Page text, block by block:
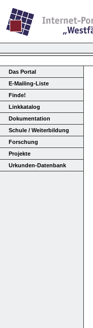
Das Portal
E-Mailing-Liste
Finde!
Linkkatalog
Dokumentation
Schule / Weiterbildung
Forschung
Projekte
Urkunden-Datenbank